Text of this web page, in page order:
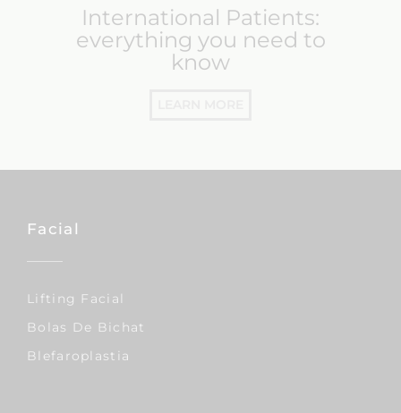
International Patients:
everything you need to
know
Facial
Lifting Facial
Bolas De Bichat
Blefaroplastia